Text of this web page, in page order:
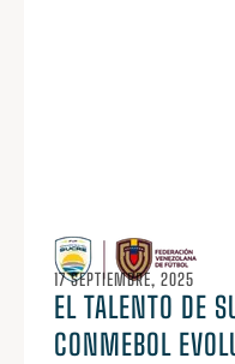
17 SEPTIEMBRE, 2025
EL TALENTO DE
CONMEBOL